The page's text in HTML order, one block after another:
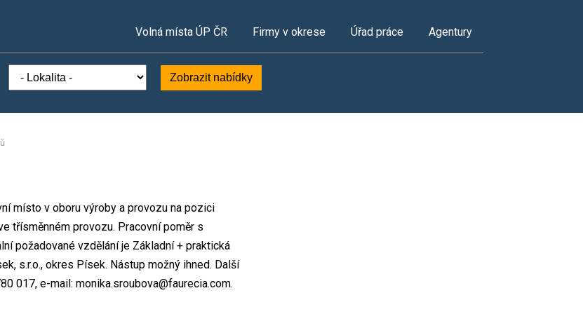
Volná místa ÚP ČR Firmy v okrese Úřad práce Agentury
Zobrazit nabídky
místo v oboru výroby a provozu na pozici
třísměnném provozu. Pracovní poměr s
požadované vzdělání je Základní + praktická
s.r.o., okres Písek. Nástup možný ihned. Další
017, e-mail: monika.sroubova@faurecia.com.